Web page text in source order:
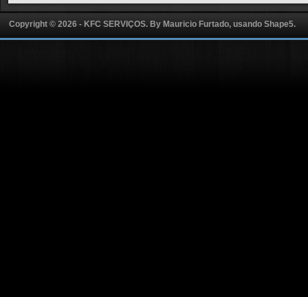
Copyright © 2026 - KFC SERVIÇOS. By Mauricio Furtado, usando Shape5.